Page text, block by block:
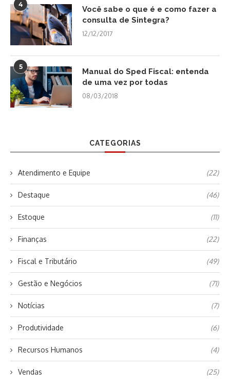
4
Você sabe o que é e como fazer a
consulta de Sintegra?
12/12/2017
5
Manual do Sped Fiscal: entenda
de uma vez por todas
08/03/2018
CATEGORIAS
Atendimento e Equipe (22)
Destaque (46)
Estoque (11)
Finanças (22)
Fiscal e Tributário (49)
Gestão e Negócios (71)
Notícias (7)
Produtividade (6)
Recursos Humanos (4)
Vendas (25)